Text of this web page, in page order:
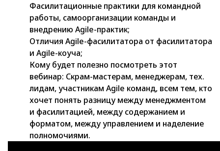
Фасилитационные практики для командной
работы, самоорганизации команды и
внедрению Agile-практик;
Отличия Agile-фасилитатора от фасилитатора
и Agile-коуча;
Кому будет полезно посмотреть этот
вебинар: Скрам-мастерам, менеджерам, тех.
лидам, участникам Agile команд, всем тем, кто
хочет понять разницу между менеджментом
и фасилитацией, между содержанием и
форматом, между управлением и наделение
полномочиями.